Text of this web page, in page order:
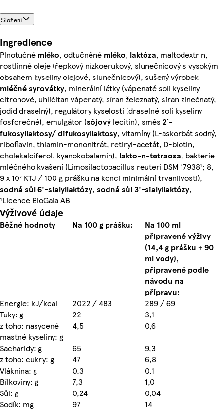
Složení
Ingredience
Plnotučné mléko, odtučněné mléko, laktóza, maltodextrin,
rostlinné oleje (řepkový nízkoerukový, slunečnicový s vysokým
obsahem kyseliny olejové, slunečnicový), sušený výrobek
mléčnésyrovátky, minerální látky (vápenaté soli kyseliny
citronové, uhličitan vápenatý, síran železnatý, síran zinečnatý,
jodid draselný), regulátory kyselosti (draselné soli kyseliny
fosforečné), emulgátor (sójový lecitin), směs 2´-
fukosyllaktosy/ difukosyllaktosy, vitamíny (L-askorbát sodný,
riboflavin, thiamin-mononitrát, retinyl-acetát, D-biotin,
cholekalciferol, kyanokobalamin), lakto-n-tetraosa, bakterie
mléčného kvašení (Limosilactobacillus reuteri DSM 17938¹; 8,
9 x 10⁷ KTJ / 100 g prášku na konci minimální trvanlivosti),
sodná sůl 6'-sialyllaktózy, sodná sůl 3'-sialyllaktózy,
¹Licence BioGaia AB
Výživové údaje
Běžné hodnoty Na 100 g prášku:
Na 100 ml
připravené výživy
(14,4 g prášku + 90
ml vody),
připravené podle
návodu na
přípravu:
Energie: kJ/kcal
2022 / 483
289 / 69
Tuky: g
22
3,1
z toho: nasycené
mastné kyseliny: g
4,5
0,6
Sacharidy: g
65
9,3
z toho: cukry: g
47
6,8
Vláknina: g
0,3
0,1
Bílkoviny: g
7,3
1,0
Sůl: g
0,24
0,04
Sodík: mg
97
14